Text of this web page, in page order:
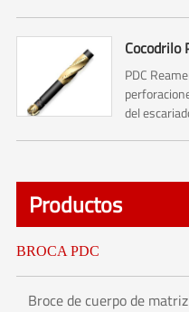
Cocodrilo
PDC
del
Productos
BROCA PDC
Broce de cuerpo de matriz